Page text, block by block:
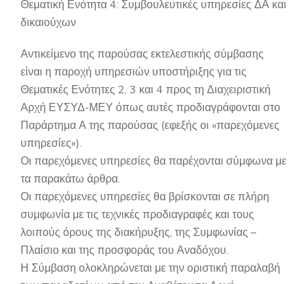
Θεματική Ενότητα 4: Συμβουλευτικές υπηρεσίες ΔΑ και
δικαιούχων
Αντικείμενο της παρούσας εκτελεστικής σύμβασης
είναι η παροχή υπηρεσιών υποστήριξης για τις
Θεματικές Ενότητες 2, 3 και 4 προς τη Διαχειριστική
Αρχή ΕΥΣΥΔ-ΜΕΥ όπως αυτές προδιαγράφονται στο
Παράρτημα Α της παρούσας (εφεξής οι «παρεχόμενες
υπηρεσίες»).
Οι παρεχόμενες υπηρεσίες θα παρέχονται σύμφωνα με
τα παρακάτω άρθρα.
Οι παρεχόμενες υπηρεσίες θα βρίσκονται σε πλήρη
συμφωνία με τις τεχνικές προδιαγραφές και τους
λοιπούς όρους της διακήρυξης, της Συμφωνίας –
Πλαίσιο και της προσφοράς του Αναδόχου.
Η Σύμβαση ολοκληρώνεται με την οριστική παραλαβή